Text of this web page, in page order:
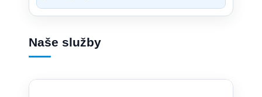
Naše služby